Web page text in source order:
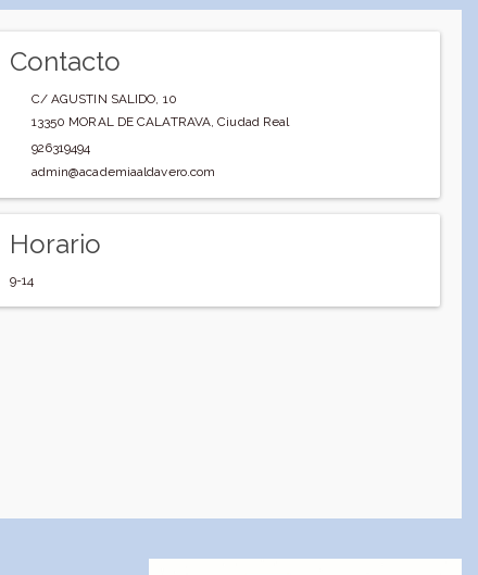
Contacto
C/ AGUSTIN SALIDO, 10
13350 MORAL DE CALATRAVA,Ciudad Real
926319494
admin@academiaaldavero.com
Horario
9-14